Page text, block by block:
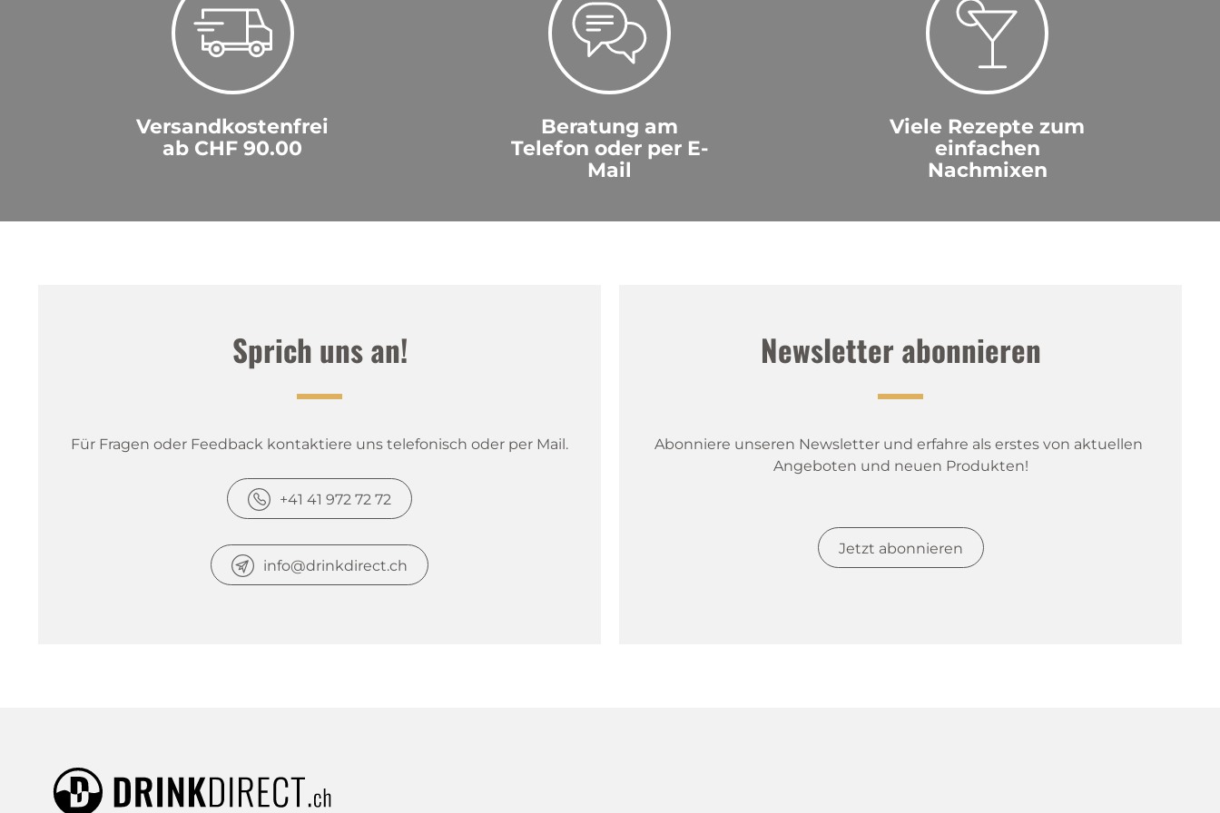
Versandkostenfrei
ab CHF 90.00
Beratung am
Telefon oder per E-
Mail
Viele Rezepte zum
einfachen
Nachmixen
Sprich uns an!
Für Fragen oder Feedback kontaktiere uns telefonisch oder per Mail.
+41 41 972 72 72
info@drinkdirect.ch
Newsletter abonnieren
Abonniere unseren Newsletter und erfahre als erstes von aktuellen
Angeboten und neuen Produkten!
Jetzt abonnieren